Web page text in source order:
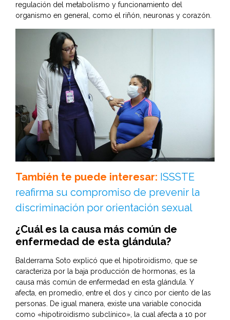
regulación del metabolismo y funcionamiento del
organismo en general, como el riñón, neuronas y corazón.
También te puede interesar: ISSSTE
reafirma su compromiso de prevenir la
discriminación por orientación sexual
¿Cuál es la causa más común de
enfermedad de esta glándula?
Balderrama Soto explicó que el hipotiroidismo, que se
caracteriza por la baja producción de hormonas, es la
causa más común de enfermedad en esta glándula. Y
afecta, en promedio, entre el dos y cinco por ciento de las
personas. De igual manera, existe una variable conocida
como «hipotiroidismo subclínico», la cual afecta a 10 por